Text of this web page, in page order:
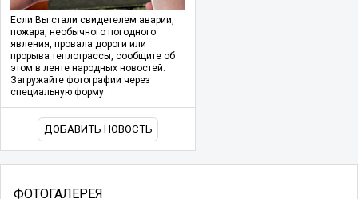
Если Вы стали свидетелем аварии,
пожара, необычного погодного
явления, провала дороги или
прорыва теплотрассы, сообщите об
этом в ленте народных новостей.
Загружайте фотографии через
специальную форму.
ДОБАВИТЬ НОВОСТЬ
ФОТОГАЛЕРЕЯ